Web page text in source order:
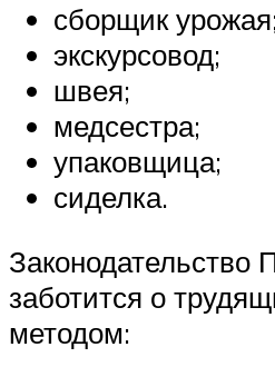
сборщик
экскурсовод;
швея;
медсестра;
упаковщица;
сиделка.
Законодательство
заботится о
методом: